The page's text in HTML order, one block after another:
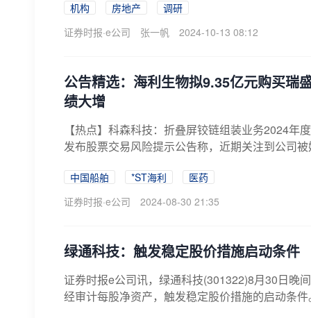
机构 房地产
调研
证券时报·e公司
张一帆 2024-10-13 08:12
公告精选：海利生物拟9.35亿元购买瑞
绩大增
【热点】科森科技：折叠屏铰链组装业务2024
发布股票交易风险提示公告称，近期关注到公司
中国船舶 *ST海利
医药
证券时报·e公司
2024-08-30 21:35
绿通科技：触发稳定股价措施启动条件
证券时报e公司讯，绿通科技(301322)8月30日晚
经审计每股净资产，触发稳定股价措施的启动条